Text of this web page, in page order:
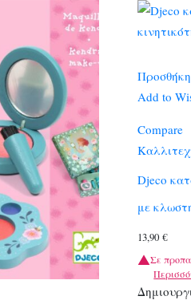
Add to
Compare
Djeco
με
13,90€
Σε